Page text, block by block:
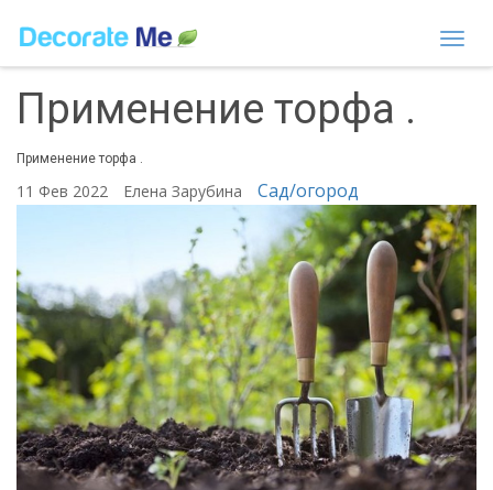
Применение торфа .
Применение торфа .
11 Фев 2022 Елена Зарубина Сад/огород